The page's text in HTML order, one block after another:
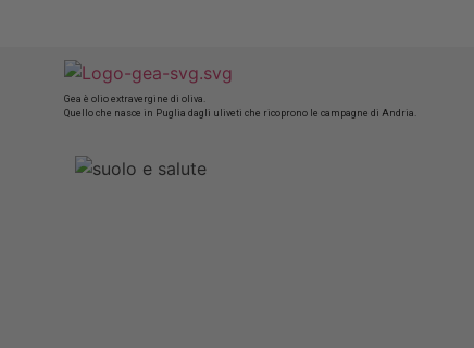
Gea è olio extravergine di oliva.
Quello che nasce in Puglia dagli uliveti che ricoprono le campagne di Andria.